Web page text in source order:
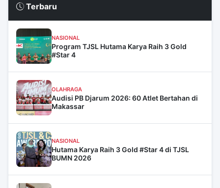
Terbaru
NASIONAL
Program TJSL Hutama Karya Raih 3 Gold
#Star 4
OLAHRAGA
Audisi PB Djarum 2026: 60 Atlet Bertahan di
Makassar
NASIONAL
Hutama Karya Raih 3 Gold #Star 4 di TJSL
BUMN 2026